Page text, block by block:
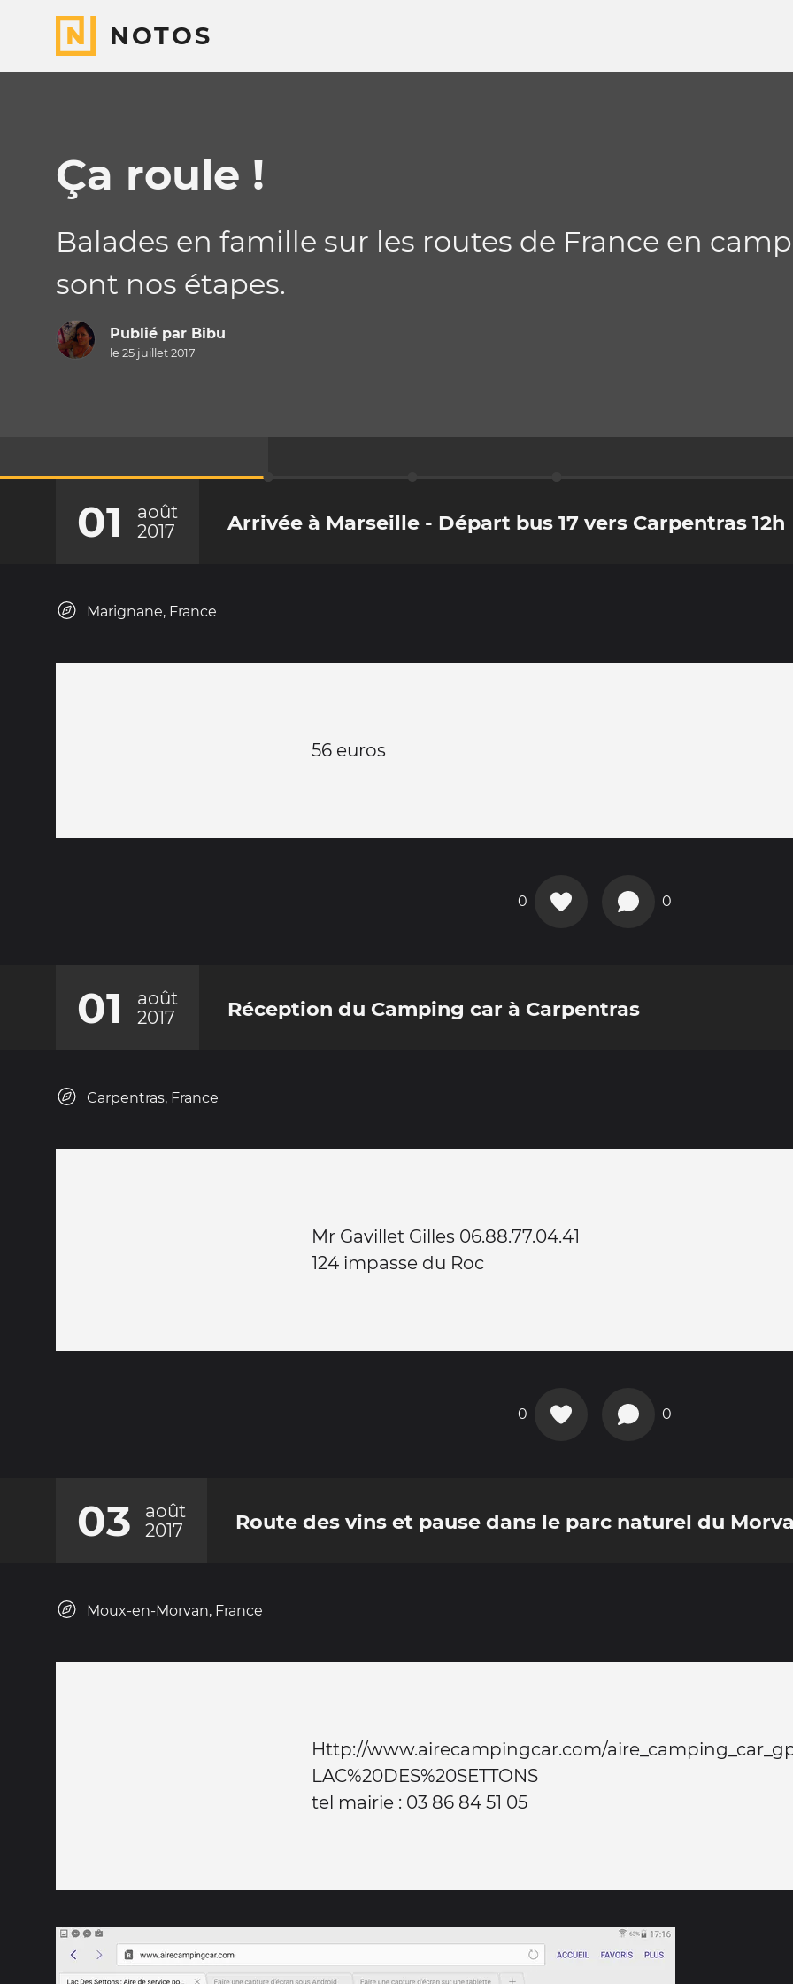
NOTOS
Ça roule !
Balades en famille sur les routes de France en
sont nos étapes.
Publié par Bibu
le 25 juillet 2017
01
août
2017
Arrivée à Marseille - Départ bus 17 vers Carpentras 12h
Marignane, France
56 euros
0 0
01
août
2017
Réception du Camping car à Carpentras
Carpentras, France
Mr Gavillet Gilles 06.88.77.04.41
124 impasse du Roc
0 0
03
août
2017
Route des vins et pause dans le parc naturel du
Moux-en-Morvan, France
Http://www.airecampingcar.com/
LAC%20DES%20SETTONS
tel mairie : 03 86 84 51 05